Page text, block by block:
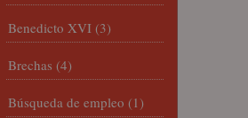
Benedicto XVI (3)
Brechas (4)
Búsqueda de empleo (1)